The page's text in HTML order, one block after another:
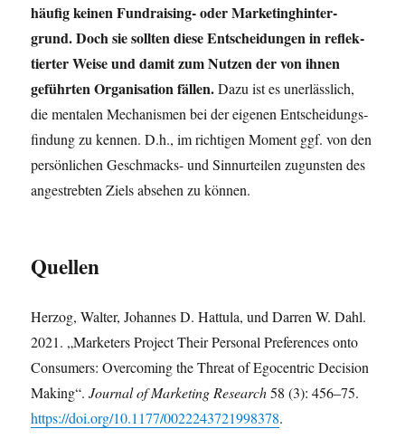
häu­fig kei­nen Fund­rai­sing- oder Mar­ke­ting­hin­ter­
grund. Doch sie soll­ten die­se Ent­schei­dun­gen in reflek­
tier­ter Wei­se und damit zum Nut­zen der von ihnen
geführ­ten Orga­ni­sa­ti­on fäl­len.Dazu ist es uner­läss­lich,
die men­ta­len Mecha­nis­men bei der eige­nen Ent­schei­dungs­
fin­dung zu ken­nen. D.h., im rich­ti­gen Moment ggf. von den
per­sön­li­chen Geschmacks- und Sinn­ur­tei­len zuguns­ten des
ange­streb­ten Ziels abse­hen zu können.
Quellen
Her­zog, Wal­ter, Johan­nes D. Hat­tu­la, und Dar­ren W. Dahl.
2021. „Mar­ket­ers Pro­ject Their Per­so­nal Pre­fe­ren­ces onto
Con­su­mers: Over­co­ming the Thre­at of Ego­cen­tric Decis­i­on
Making“.Jour­nal of Mar­ke­ting Rese­arch58 (3): 456–75.
https://doi.org/10.1177/0022243721998378.